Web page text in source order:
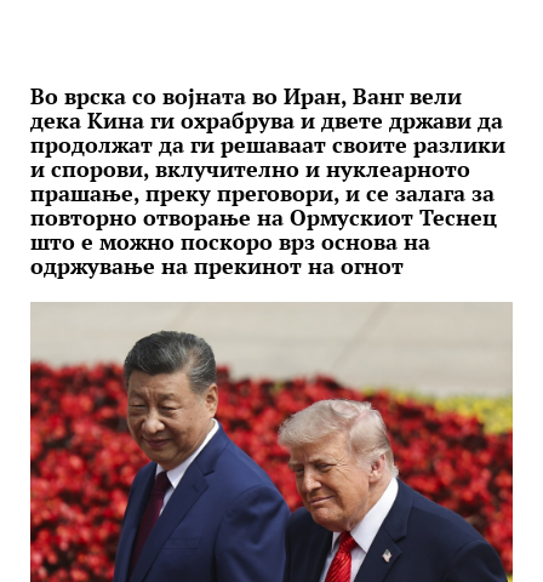
Во врска со војната во Иран, Ванг вели
дека Кина ги охрабрува и двете држави да
продолжат да ги решаваат своите разлики
и спорови, вклучително и нуклеарното
прашање, преку преговори, и се залага за
повторно отворање на Ормускиот Теснец
што е можно поскоро врз основа на
одржување на прекинот на огнот